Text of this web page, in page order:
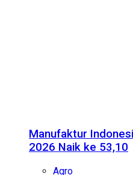
Manufaktur
2026 Naik ke 53,10
Agro